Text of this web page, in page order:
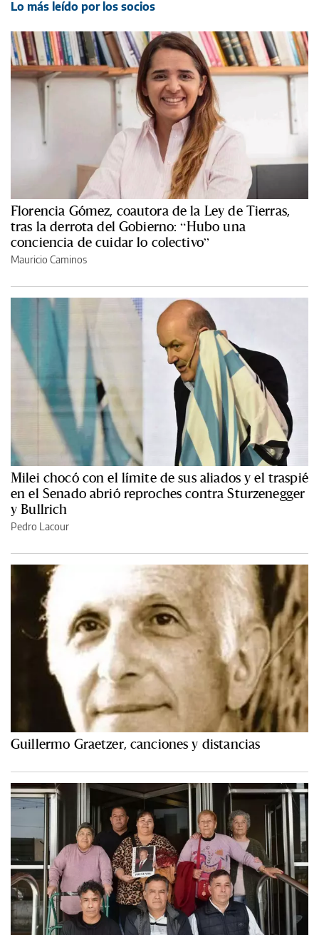
Lo más leído por los socios
Florencia Gómez, coautora de la Ley de Tierras,
tras la derrota del Gobierno: “Hubo una
conciencia de cuidar lo colectivo”
Mauricio Caminos
Milei chocó con el límite de sus aliados y el traspié
en el Senado abrió reproches contra Sturzenegger
y Bullrich
Pedro Lacour
Guillermo Graetzer, canciones y distancias